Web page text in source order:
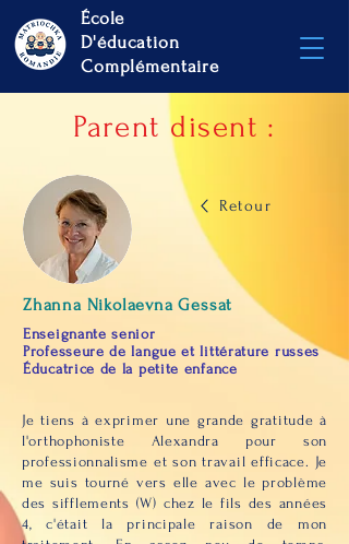
École
D'éducation
Complémentaire
Parent disent :
Retour
Zhanna Nikolaevna Gessat
Enseignante senior
Professeure de langue et littérature russes
Éducatrice de la petite enfance
Je tiens à exprimer une grande gratitude à
l'orthophoniste Alexandra pour son
professionnalisme et son travail efficace. Je
me suis tourné vers elle avec le problème
des sifflements (W) chez le fils des années
4, c'était la principale raison de mon